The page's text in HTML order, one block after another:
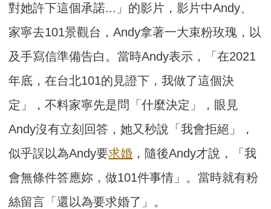
對她許下這個承諾...」的影片，影片中Andy、
家寧去101景觀台，Andy拿著一大束粉玫瑰，以
及手寫信準備告白。當時Andy表示，「在2021
年底，在台北101的見證下，我做了這個決
定」，不料家寧先是問「什麼決定」，眼見
Andy沒有立刻回答，她又秒說「我會拒絕」，
似乎誤以為Andy要求婚 ，隨後Andy才說，「我
會無條件答應妳，做101件事情」。當時就有粉
絲留言「還以為要求婚了」。